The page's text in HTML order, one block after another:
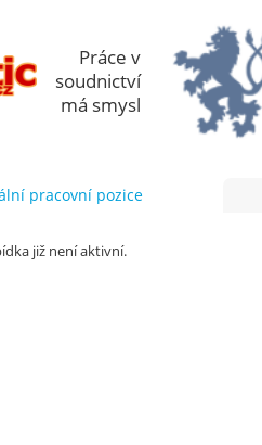
Práce v
soudnictví
má smysl
pracovní pozice
již není aktivní.